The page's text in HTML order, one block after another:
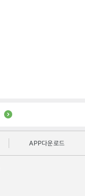
APP다운로드